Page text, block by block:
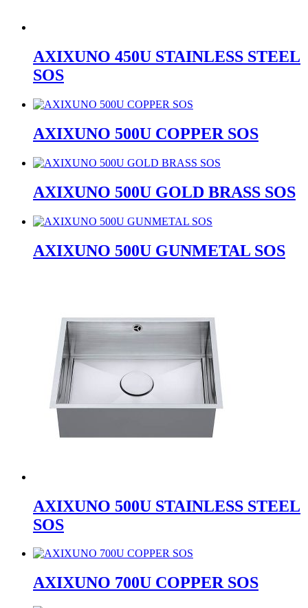
AXIXUNO 450U STAINLESS STEEL
SOS
AXIXUNO 500U COPPER SOS
AXIXUNO 500U GOLD BRASS SOS
AXIXUNO 500U GUNMETAL SOS
AXIXUNO 500U STAINLESS STEEL
SOS
AXIXUNO 700U COPPER SOS